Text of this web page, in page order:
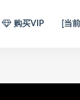
购买VIP [当